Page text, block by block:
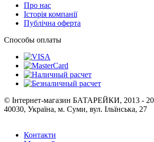
Про нас
Історія компанії
Публічна оферта
Способы оплаты
© Інтернет-магазин БАТАРЕЙКИ, 2013 -
40030, Україна, м. Суми, вул. Ільїнська, 27
Контакти